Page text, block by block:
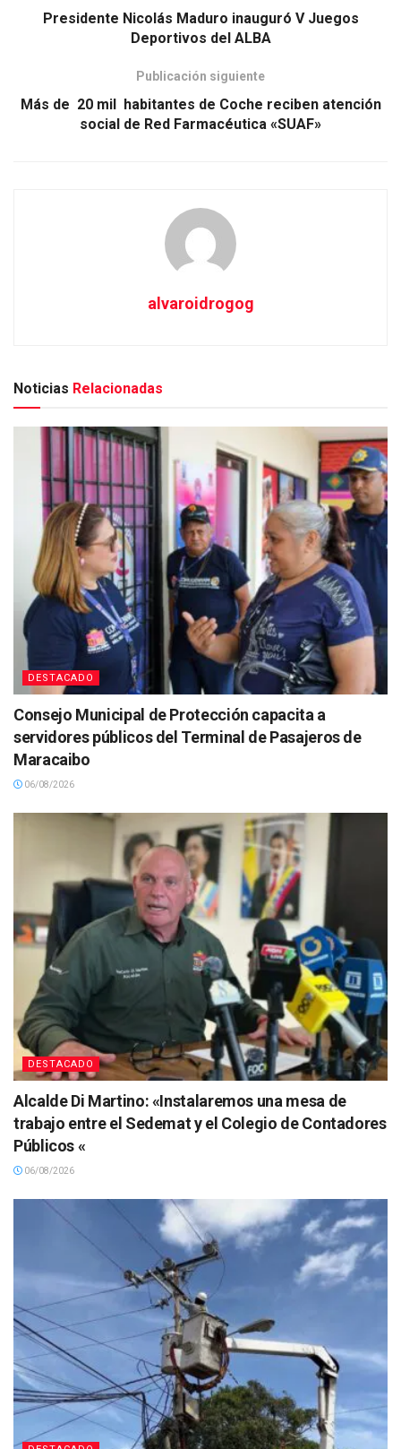
Presidente Nicolás Maduro inauguró V Juegos
Deportivos del ALBA
Publicación siguiente
Más de 20 mil habitantes de Coche reciben atención
social de Red Farmacéutica «SUAF»
alvaroidrogog
Noticias Relacionadas
DESTACADO
Consejo Municipal de Protección capacita a
servidores públicos del Terminal de Pasajeros de
Maracaibo
06/08/2026
DESTACADO
Alcalde Di Martino: «Instalaremos una mesa de
trabajo entre el Sedemat y el Colegio de Contadores
Públicos «
06/08/2026